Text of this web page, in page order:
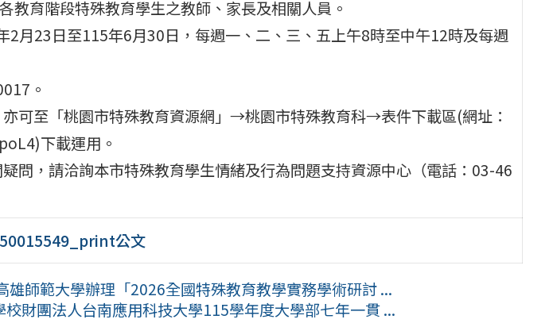
教育階段特殊教育學生之教師、家長及相關人員。
2月23日至115年6月30日，每週一、二、三、五上午8時至中午12時及每週
。
可至「桃園市特殊教育資源網」→桃園市特殊教育科→表件下載區(網址：
下載運用。
問，請洽詢本市特殊教育學生情緒及行為問題支持資源中心（電話：03-46
公文
雄師範大學辦理「2026全國特殊教育教學實務學術研討 ...
校財團法人台南應用科技大學115學年度大學部七年一貫 ...